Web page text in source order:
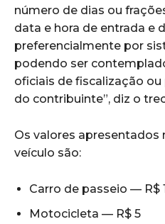
número de dias ou
data e hora de entrada e
preferencialmente por
podendo ser
oficiais de fiscalização
do contribuinte”, diz o
Os valores
veículo são:
Carro de passeio — R$
Motocicleta — R$ 5